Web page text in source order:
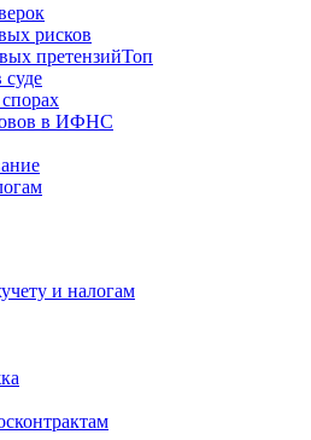
рисков
претензийТоп
суде
в ИФНС
и налогам